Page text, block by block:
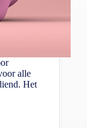
alle
Het